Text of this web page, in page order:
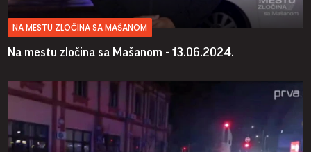
NA MESTU ZLOČINA SA MAŠANOM
Na mestu zločina sa Mašanom - 13.06.2024.